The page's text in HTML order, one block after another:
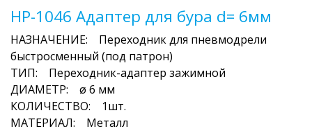
HP-1046 Адаптер для бура d= 6мм
НАЗНАЧЕНИЕ: Переходник для пневмодрели
быстросменный (под патрон)
ТИП: Переходник-адаптер зажимной
ДИАМЕТР: ø 6 мм
КОЛИЧЕСТВО: 1шт.
МАТЕРИАЛ: Металл